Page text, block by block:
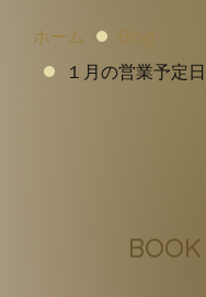
ホーム
Blog
１月の営業予定